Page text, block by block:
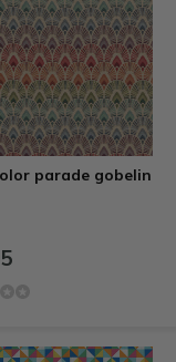
parade gobelin